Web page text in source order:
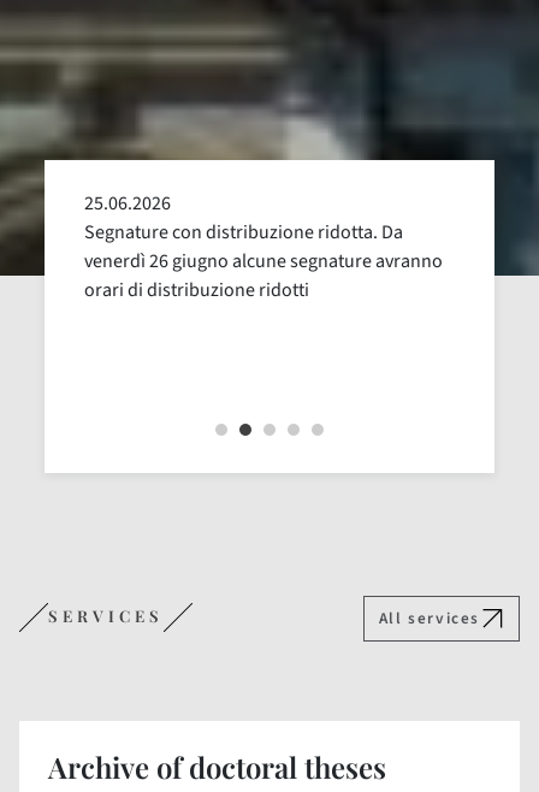
25.06.2026
Segnature con distribuzione ridotta. Da
venerdì 26 giugno alcune segnature avranno
orari di distribuzione ridotti
SERVICES All services
Archive of doctoral theses